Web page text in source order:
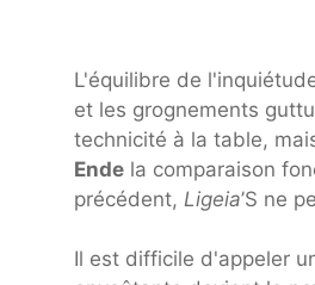
L'équilibre de
et les grognements
technicité à la table,
Ende la comparaison
précédent, Ligeia’S ne
Il est difficile d'appeler